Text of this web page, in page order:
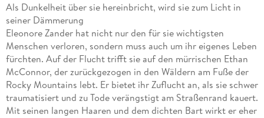
Als Dunkelheit über sie hereinbricht, wird sie zum Licht in
seiner Dämmerung
Eleonore Zander hat nicht nur den für sie wichtigsten
Menschen verloren, sondern muss auch um ihr eigenes Leben
fürchten. Auf der Flucht trifft sie auf den mürrischen Ethan
McConnor, der zurückgezogen in den Wäldern am Fuße der
Rocky Mountains lebt. Er bietet ihr Zuflucht an, als sie schwer
traumatisiert und zu Tode verängstigt am Straßenrand kauert.
Mit seinen langen Haaren und dem dichten Bart wirkt er eher